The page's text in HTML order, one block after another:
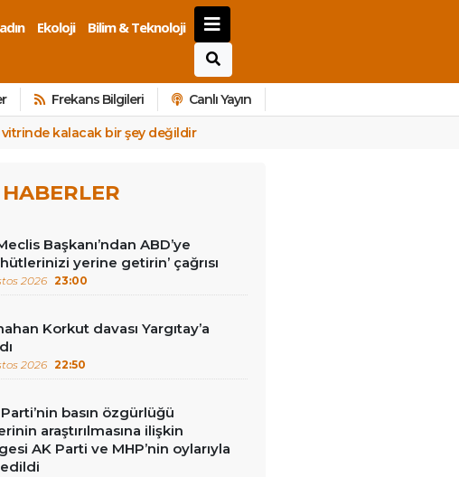
Ekoloji
Bilim & Teknoloji
Frekans Bilgileri Canlı Yayın
kalacak bir şey değildir
Başkanı’ndan ABD’ye
yerine getirin’ çağrısı
2026 23:00
Korkut davası Yargıtay’a
2026 22:50
Parti’nin basın özgürlüğü
araştırılmasına ilişkin
AK Parti ve MHP’nin oylarıyla